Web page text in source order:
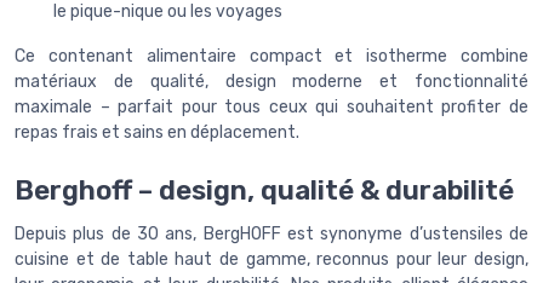
le pique-nique ou les voyages
Ce contenant alimentaire compact et isotherme combine
matériaux de qualité, design moderne et fonctionnalité
maximale – parfait pour tous ceux qui souhaitent profiter de
repas frais et sains en déplacement.
Berghoff – design, qualité & durabilité
Depuis plus de 30 ans, BergHOFF est synonyme d’ustensiles de
cuisine et de table haut de gamme, reconnus pour leur design,